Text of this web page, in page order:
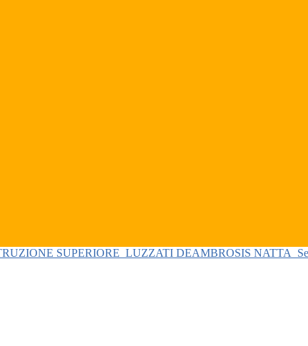
SUPERIORE LUZZATI DEAMBROSIS NATTA